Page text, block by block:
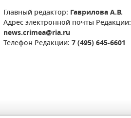
Главный редактор: Гаврилова А.В.
Адрес электронной почты Редакции:
news.crimea@ria.ru
Телефон Редакции: 7 (495) 645-6601